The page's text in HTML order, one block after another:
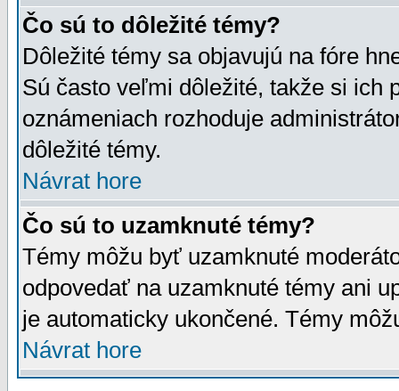
Čo sú to dôležité témy?
Dôležité témy sa objavujú na fóre
Sú často veľmi dôležité, takže si ich
oznámeniach rozhoduje
dôležité témy.
Návrat hore
Čo sú to uzamknuté témy?
Témy môžu byť uzamknuté
odpovedať na uzamknuté témy ani
je automaticky ukončené. Témy
Návrat hore